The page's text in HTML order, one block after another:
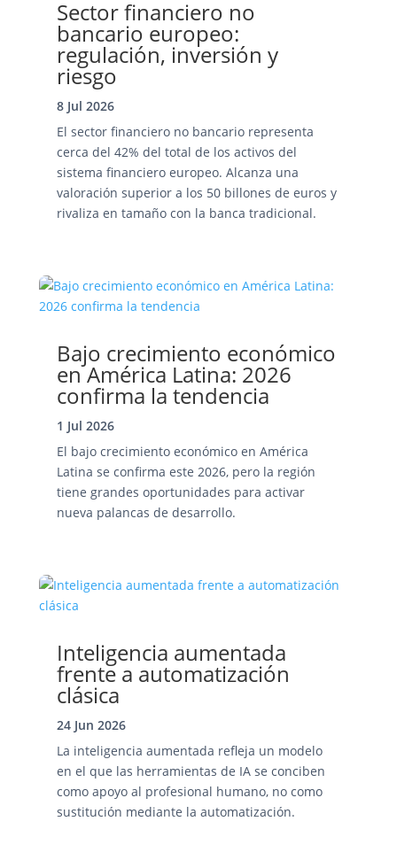
Sector financiero no
bancario europeo:
regulación, inversión y
riesgo
8 Jul 2026
El sector financiero no bancario representa
cerca del 42% del total de los activos del
sistema financiero europeo. Alcanza una
valoración superior a los 50 billones de euros y
rivaliza en tamaño con la banca tradicional.
Bajo crecimiento económico
en América Latina: 2026
confirma la tendencia
1 Jul 2026
El bajo crecimiento económico en América
Latina se confirma este 2026, pero la región
tiene grandes oportunidades para activar
nueva palancas de desarrollo.
Inteligencia aumentada
frente a automatización
clásica
24 Jun 2026
La inteligencia aumentada refleja un modelo
en el que las herramientas de IA se conciben
como apoyo al profesional humano, no como
sustitución mediante la automatización.